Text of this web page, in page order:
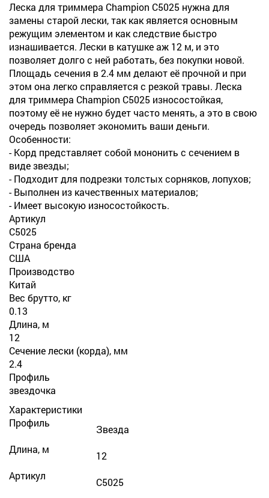
Леска для триммера Champion C5025 нужна для
замены старой лески, так как является основным
режущим элементом и как следствие быстро
изнашивается. Лески в катушке аж 12 м, и это
позволяет долго с ней работать, без покупки новой.
Площадь сечения в 2.4 мм делают её прочной и при
этом она легко справляется с резкой травы. Леска
для триммера Champion C5025 износостойкая,
поэтому её не нужно будет часто менять, а это в свою
очередь позволяет экономить ваши деньги.
Особенности:
- Корд представляет собой мононить с сечением в
виде звезды;
- Подходит для подрезки толстых сорняков, лопухов;
- Выполнен из качественных материалов;
- Имеет высокую износостойкость.
Артикул
C5025
Страна бренда
США
Производство
Китай
Вес брутто, кг
0.13
Длина, м
12
Сечение лески (корда), мм
2.4
Профиль
звездочка
Характеристики
Профиль
Звезда
Длина, м
12
Артикул
С5025